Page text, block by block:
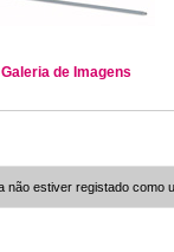
Galeria de Imagens
não estiver registado como